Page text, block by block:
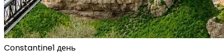
Constantine1 день